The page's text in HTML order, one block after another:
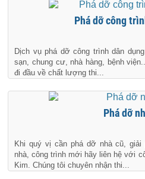
Phá dỡ công
Dịch vụ phá dỡ công trình dân
sạn, chung cư, nhà hàng, bệnh
đi đầu về chất lượng thi...
Phá dỡ
Khi quý vị cần phá dỡ nhà cũ, giải
nhà, công trình mới hãy liên hệ với
Kim. Chúng tôi chuyên nhận thi...